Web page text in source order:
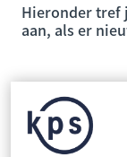
Hieronder tref
aan, als er